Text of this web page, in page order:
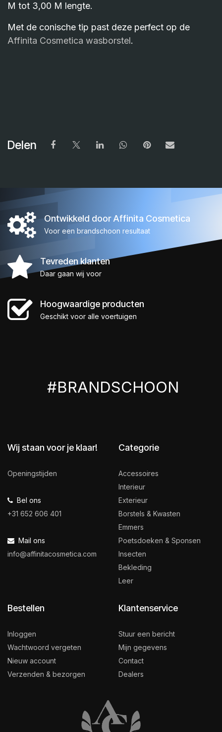
M tot 3,00 M lengte.
Met de conische tip past deze perfect op de
Affinita Cosmetica wasborstel.
Delen
Ontwikkeld door Affinita Cosmetica
Voor een brandschoon resultaat
Tevreden klanten
Daar gaan wij voor
Hoogwaardige producten
Geschikt voor alle voertuigen
#BRANDSCHOON
Wij staan voor je klaar!
Openingstijden
Bel ons
+31 652 606 401
Mail ons
info@affinitacosmetica.com
Bestellen
Inloggen
Wachtwoord vergeten
Nieuw account
Verzenden & bezorgen
Categorie
Accessoires
Interieur
Exterieur
Borstels & Kwasten
Emmers
Poetsdoeken & Sponsen
Insecten
Bekleding
Leer
Klantenservice
Stuur een bericht
Mijn gegevens
Contact
Dealers